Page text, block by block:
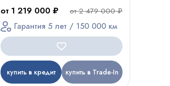
от 1 219 000 ₽ от 2 479 000 ₽
Гарантия 5 лет / 150 000 км
купить в кредит купить в Trade-In